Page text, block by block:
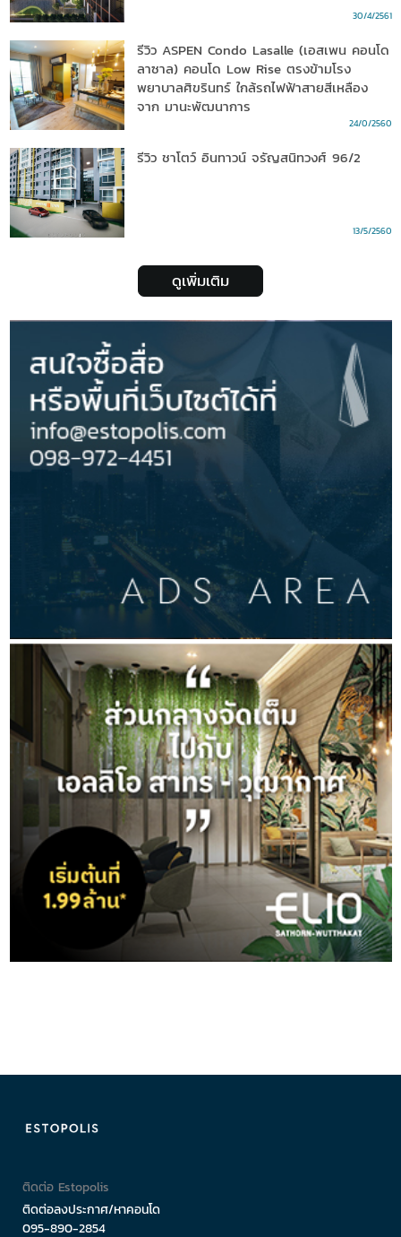
30/4/2561
รีวิว ASPEN Condo Lasalle (เอสเพน คอนโด
ลาซาล) คอนโด Low Rise ตรงข้ามโรง
พยาบาลศิขรินทร์ ใกล้รถไฟฟ้าสายสีเหลือง
จาก มานะพัฒนาการ
24/0/2560
รีวิว ชาโตว์ อินทาวน์ จรัญสนิทวงศ์ 96/2
13/5/2560
ดูเพิ่มเติม
ติดต่อ Estopolis
ติดต่อลงประกาศ/หาคอนโด
095-890-2854